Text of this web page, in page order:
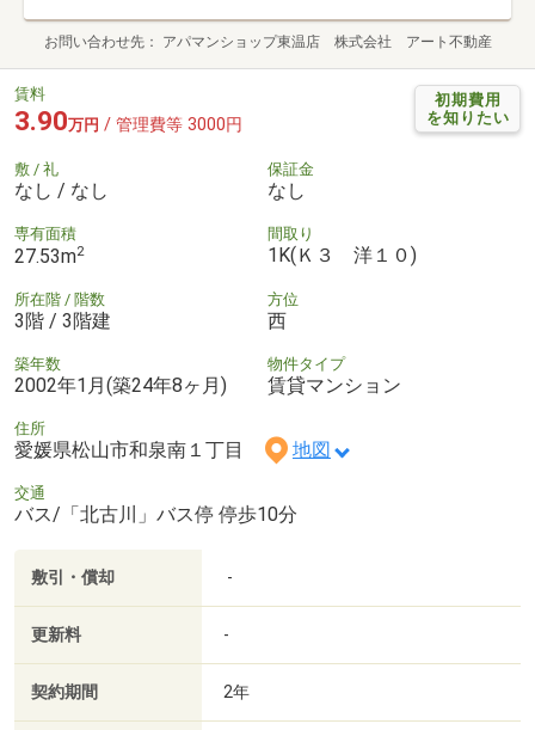
お問い合わせ先 アパマンショップ東温店 株式会社 アート不動産
初期費用
を知りたい
賃料
3.90万円 / 管理費等 3000円
敷 / 礼
なし / なし
保証金
なし
専有面積
27.53m2
間取り
1K(Ｋ３ 洋１０)
所在階 / 階数
3階 / 3階建
方位
西
築年数
2002年1月(築24年8ヶ月)
物件タイプ
賃貸マンション
住所
愛媛県松山市和泉南１丁目 地図
交通
バス/「北古川」バス停 停歩10分
敷引・償却 -
更新料 -
契約期間 2年